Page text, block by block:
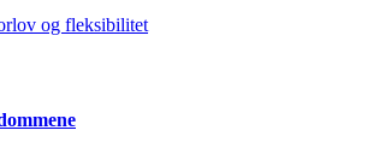
og fleksibilitet